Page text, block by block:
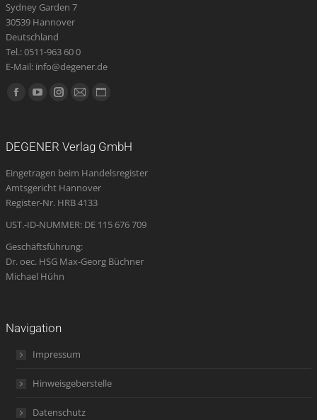
Sydney Garden 7
30539 Hannover
Deutschland
Tel.: 0511-963 60 0
E-Mail: info@degener.de
Finden Sie uns auf:
Facebook
new
window
YouTube
new
window
Instagram
new
window
E-
opens
in
new
Website
new
DEGENER Verlag GmbH
Eingetragen beim Handelsregister
Amtsgericht Hannover
Register-Nr. HRB 4133
UST.-ID-NUMMER: DE 115 676 709
Geschäftsführung:
Dr. oec. HSG Max-Georg Büchner
Michael Hühn
Navigation
Impressum
Hinweisgeberstelle
Datenschutz